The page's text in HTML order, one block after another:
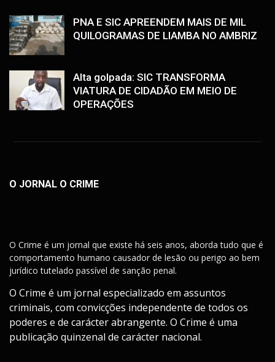
PNA E SIC APREENDEM MAIS DE MIL
QUILOGRAMAS DE LIAMBA NO AMBRIZ
Alta golpada: SIC TRANSFORMA
VIATURA DE CIDADÃO EM MEIO DE
OPERAÇÕES
O JORNAL O CRIME
O Crime é um jornal que existe há seis anos, aborda tudo que é
comportamento humano causador de lesão ou perigo ao bem
jurídico tutelado passível de sanção penal.
O Crime é um jornal especializado em assuntos
criminais, com convicções independente de todos os
poderes e de carácter abrangente. O Crime é uma
publicação quinzenal de carácter nacional.